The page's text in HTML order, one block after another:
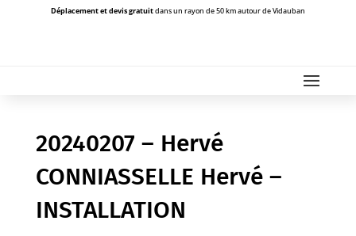
Déplacement et devis gratuitdans un rayon de 50 km autour de Vidauban
20240207 – Hervé
CONNIASSELLE Hervé –
INSTALLATION